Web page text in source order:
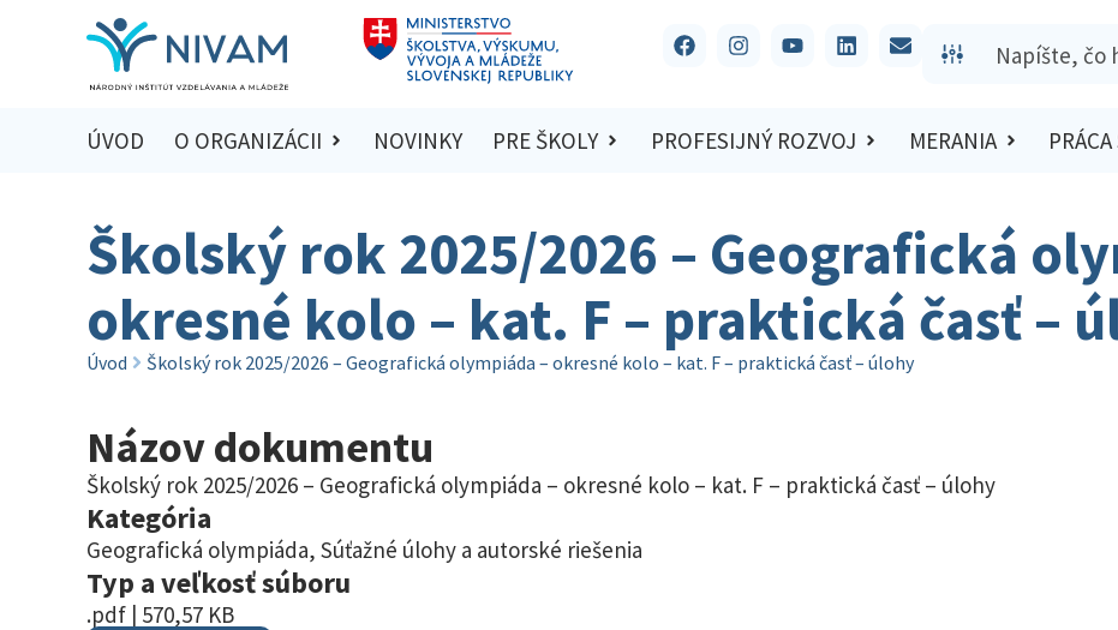
ÚVOD O ORGANIZÁCII NOVINKY PRE ŠKOLY PROFESIJNÝ ROZVOJ MERANIA
Školský rok 2025/2026 – Geografická
okresné kolo – kat. F – praktická časť –
Úvod Školský rok 2025/2026 – Geografická olympiáda – okresné kolo – kat. F – praktická časť – úlohy
Názov dokumentu
Školský rok 2025/2026 – Geografická olympiáda – okresné kolo – kat. F – praktická časť – úlohy
Kategória
Geografická olympiáda, Súťažné úlohy a autorské riešenia
Typ a veľkosť súboru
.pdf | 570,57 KB